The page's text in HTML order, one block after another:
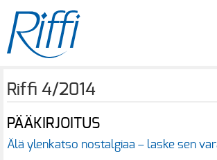
Riffi 4/2014
PÄÄKIRJOITUS
Älä ylenkatso nostalgiaa – laske sen